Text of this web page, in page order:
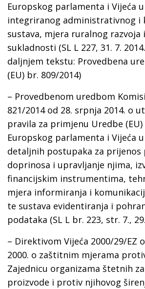
Europskog parlamenta i Vijeća
integriranog administrativnog i
sustava, mjera ruralnog razvoja
sukladnosti (SL L 227, 31. 7.
daljnjem tekstu: Provedbena
(EU) br. 809/2014)
– Provedbenom uredbom
821/2014 od 28. srpnja 2014. o
pravila za primjenu Uredbe (EU)
Europskog parlamenta i Vijeća
detaljnih postupaka za prijenos
doprinosa i upravljanje njima,
financijskim instrumentima,
mjera informiranja i
te sustava evidentiranja i
podataka (SL L br. 223, str. 7.,
– Direktivom Vijeća 2000/29/EZ
2000. o zaštitnim mjerama
Zajednicu organizama štetnih
proizvode i protiv njihovog